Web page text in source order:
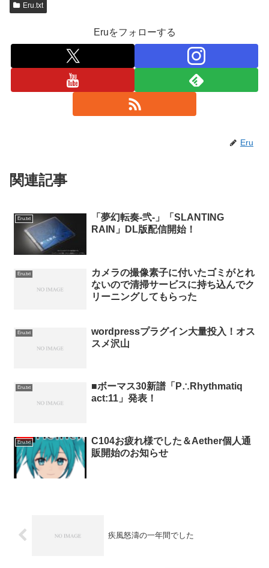
Eru.txt
Eruをフォローする
Eru
関連記事
Eru.txt
「夢幻転奏-弐-」「SLANTING
RAIN」DL版配信開始！
Eru.txt
カメラの撮像素子に付いたゴミがとれ
ないので清掃サービスに持ち込んでク
リーニングしてもらった
Eru.txt
wordpressプラグイン大量投入！オス
スメ沢山
Eru.txt
■ボーマス30新譜「P∴Rhythmatiq
act:11」発表！
Eru.txt
C104お疲れ様でした＆Aether個人通
販開始のお知らせ
疾風怒濤の一年間でした